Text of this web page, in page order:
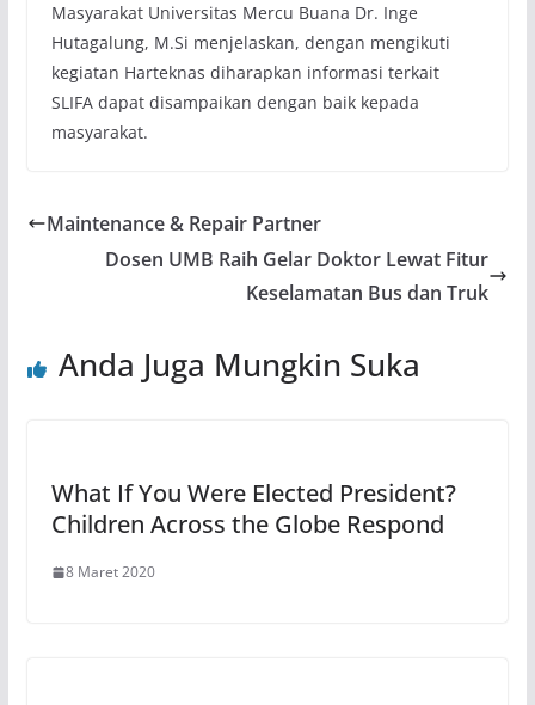
Masyarakat Universitas Mercu Buana Dr. Inge
Hutagalung, M.Si menjelaskan, dengan mengikuti
kegiatan Harteknas diharapkan informasi terkait
SLIFA dapat disampaikan dengan baik kepada
masyarakat.
Maintenance & Repair Partner
Dosen UMB Raih Gelar Doktor Lewat Fitur
Keselamatan Bus dan Truk
Anda Juga Mungkin Suka
What If You Were Elected President?
Children Across the Globe Respond
8 Maret 2020